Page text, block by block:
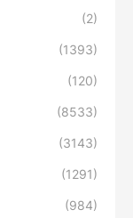
(2)
(1393)
(120)
(8533)
(3143)
(1291)
(984)